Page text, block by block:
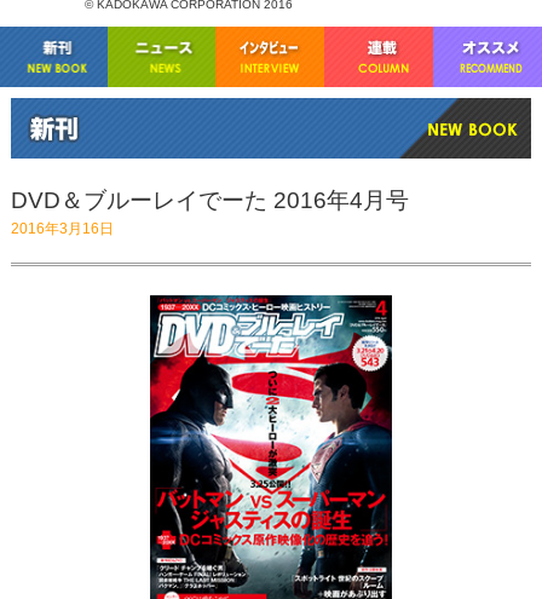
© KADOKAWA CORPORATION 2016
DVD＆ブルーレイでーた 2016年4月号
2016年3月16日